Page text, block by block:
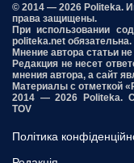
© 2014 — 2026 Politeka.
права защищены.
При использовании
politeka.net обязательна.
Мнение автора статьи
Редакция не несет
мнения автора, а сайт
Материалы с отметкой
2014 — 2026 Politeka.
TOV
Політика